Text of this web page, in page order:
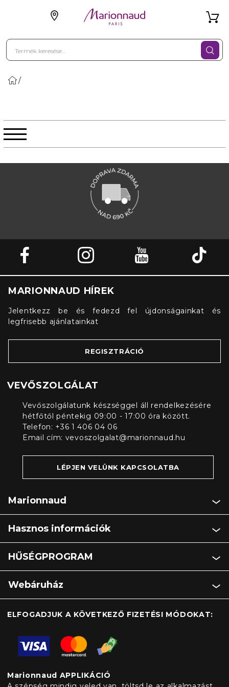
MARIONNAUD HÍREK
Jelentkezz be és fedezd fel újdonságainkat és
legfrisebb ajánlatainkat
REGISZTRÁCIÓ
VEVŐSZOLGÁLAT
Vevőszolgálatunk készséggel áll rendelkezésére
hétfőtől péntekig 09:00 - 17:00 óra között.
Telefon: +36 1 406 04 06
Email cím: vevoszolgalat@marionnaud.hu
LÉPJEN VELÜNK KAPCSOLATBA
Marionnaud
Hasznos információk
HŰSÉGPROGRAM
Webáruház
ELFOGADJUK A KÖVETKEZŐ FIZETÉSI MÓDOKAT:
Marionnaud APPLIKÁCIÓ